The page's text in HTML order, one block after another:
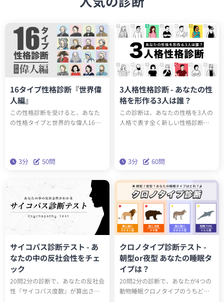
16タイプ性格診断『世界偉
人編』
この性格診断を受けると、あなた
の性格タイプと世界的な偉人16人
性格タイプかもしれません。テス
な一面を発見しましょう。
3分 50問
3人格性格診断 - あなたの性
格を形作る3人は誰？
この診断は、あなたの性格を3人の
人格で表す全く新しい性格診断テ
に最も正確な性格分析理論「ビッ
診断で、本当の性格を深く理解し
ましょう。
3分 60問
サイコパス診断テスト - あ
なたの中の反社会性をチェ
ック
20問2分の診断で、あなたの反社会
性『サイコパス度数』が算出され
クロノタイプ診断テスト -
朝型or夜型 あなたの睡眠タ
イプは？
20問2分の診断で、あなたが4つの
動物睡眠クロノタイプのうちどの